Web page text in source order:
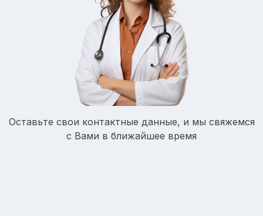
Оставьте свои контактные данные, и мы свяжемся
с Вами в ближайшее время